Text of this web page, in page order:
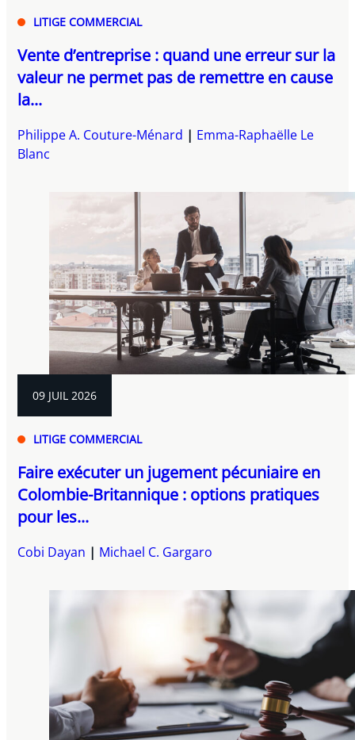
LITIGE COMMERCIAL
Vente d’entreprise : quand une erreur sur la
valeur ne permet pas de remettre en cause
la...
Philippe A. Couture-Ménard
Emma-Raphaëlle Le
Blanc
09 JUIL 2026
LITIGE COMMERCIAL
Faire exécuter un jugement pécuniaire en
Colombie-Britannique : options pratiques
pour les...
Cobi Dayan Michael C. Gargaro